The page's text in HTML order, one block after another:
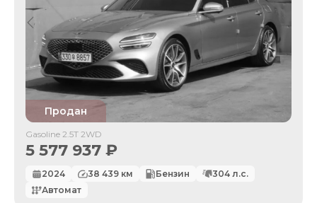
Продан
Gasoline 2.5T 2WD
5 577 937 ₽
2024 38 439 км Бензин 304 л.с.
Автомат